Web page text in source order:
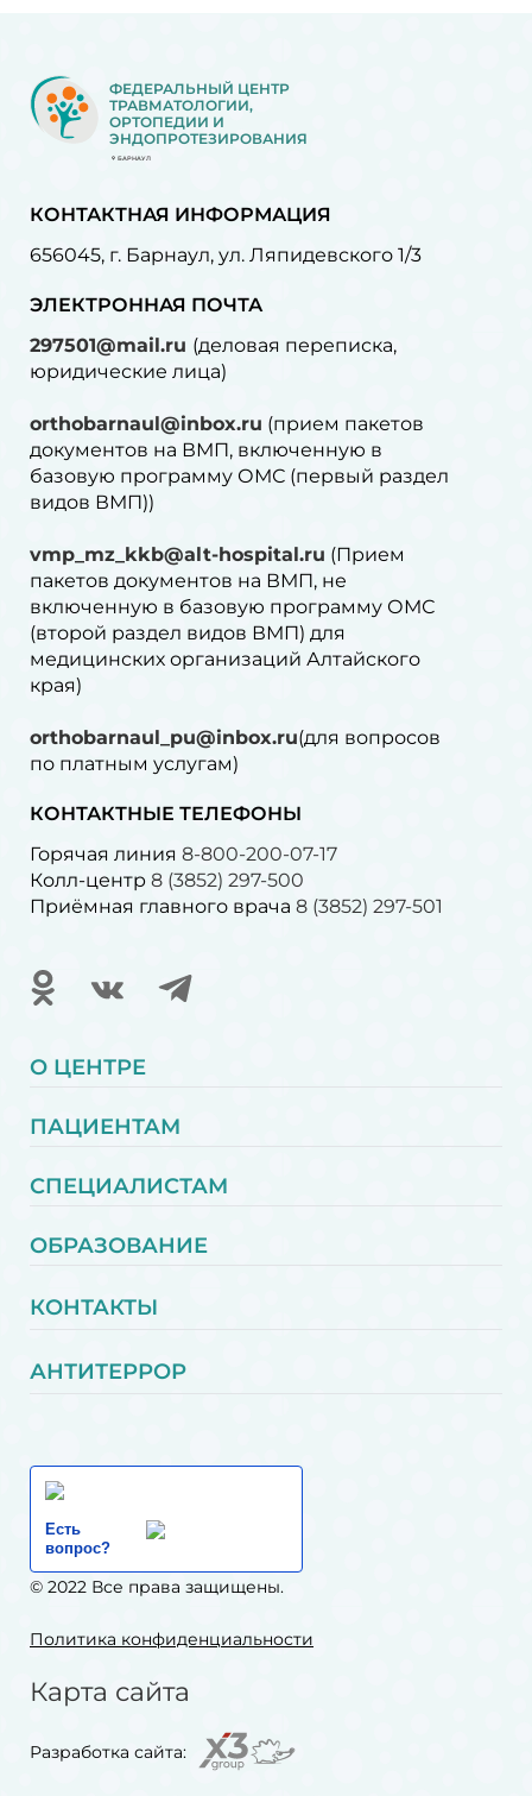
ФЕДЕРАЛЬНЫЙ ЦЕНТР
ТРАВМАТОЛОГИИ,
ОРТОПЕДИИ И
ЭНДОПРОТЕЗИРОВАНИЯ
БАРНАУЛ
КОНТАКТНАЯ ИНФОРМАЦИЯ
656045, г. Барнаул, ул. Ляпидевского 1/3
ЭЛЕКТРОННАЯ ПОЧТА
297501@mail.ru (деловая переписка,
юридические лица)
orthobarnaul@inbox.ru (прием пакетов
документов на ВМП, включенную в
базовую программу ОМС (первый раздел
видов ВМП))
vmp_mz_kkb@alt-hospital.ru (Прием
пакетов документов на ВМП, не
включенную в базовую программу ОМС
(второй раздел видов ВМП) для
медицинских организаций Алтайского
края)
orthobarnaul_pu@inbox.ru(для вопросов
по платным услугам)⁠
КОНТАКТНЫЕ ТЕЛЕФОНЫ
Горячая линия 8-800-200-07-17
Колл-центр 8 (3852) 297-500
Приёмная главного врача 8 (3852) 297-501
О ЦЕНТРЕ
ПАЦИЕНТАМ
СПЕЦИАЛИСТАМ
ОБРАЗОВАНИЕ
КОНТАКТЫ
АНТИТЕРРОР
Есть
вопрос?
© 2022 Все права защищены.
Политика конфиденциальности
Карта сайта
Разработка сайта: